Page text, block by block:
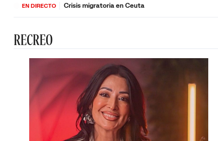
EN DIRECTO Crisis migratoria en Ceuta
RECREO